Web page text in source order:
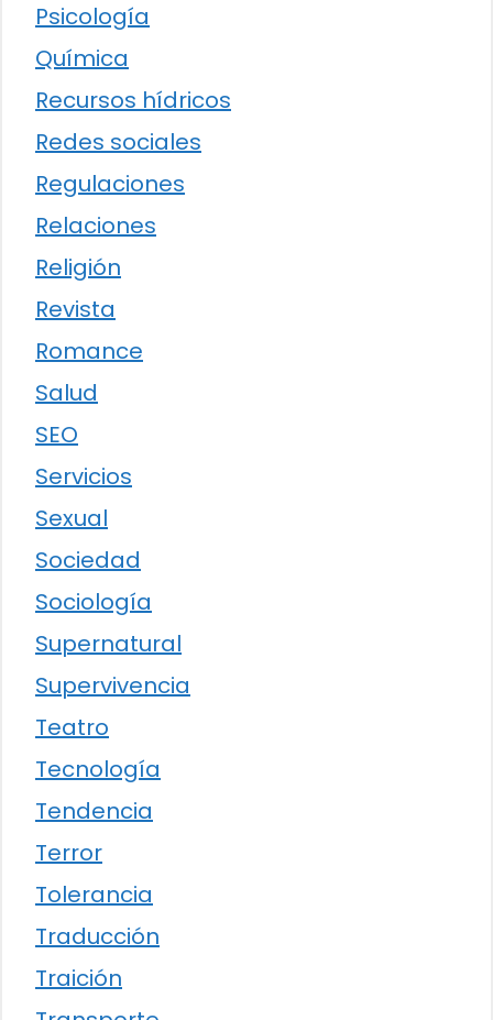
Psicología
Química
Recursos hídricos
Redes sociales
Regulaciones
Relaciones
Religión
Revista
Romance
Salud
SEO
Servicios
Sexual
Sociedad
Sociología
Supernatural
Supervivencia
Teatro
Tecnología
Tendencia
Terror
Tolerancia
Traducción
Traición